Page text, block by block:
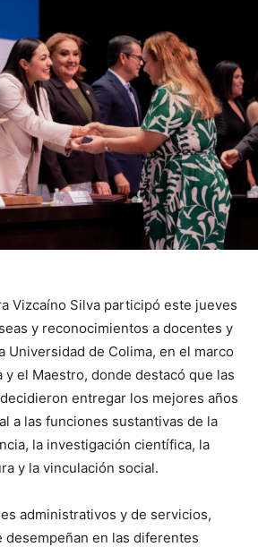
Vizcaíno Silva participó este jueves
y reconocimientos a docentes y
Universidad de Colima, en el marco
y el Maestro, donde destacó que las
entregar los mejores años
a las funciones sustantivas de la
la investigación científica, la
y la vinculación social.
administrativos y de servicios,
desempeñan en las diferentes